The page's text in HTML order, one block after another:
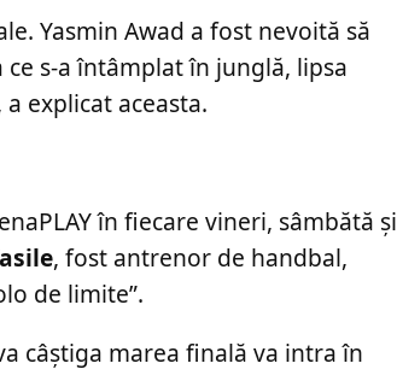
Yasmin Awad a fost nevoită să
s-a întâmplat în junglă, lipsa
explicat aceasta.
în fiecare vineri, sâmbătă și
, fost antrenor de handbal,
de limite”.
câștiga marea finală va intra în